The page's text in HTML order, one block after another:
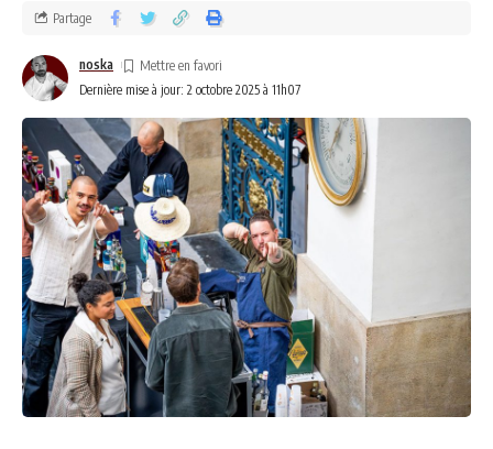
Dernière mise à jour: 2 octobre 2025 à 11h07
noska
Partage